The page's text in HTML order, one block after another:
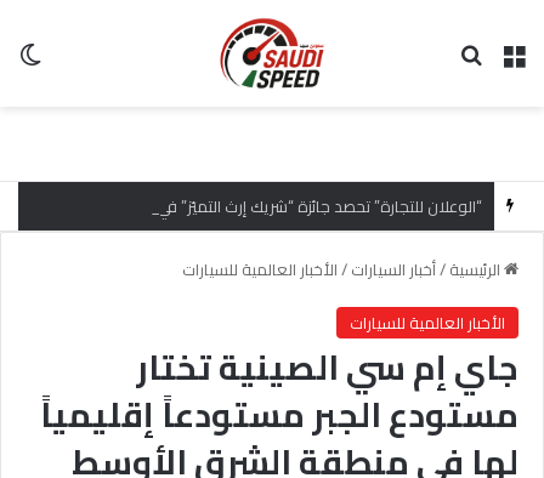
القائمة
الرئيسية/أخبار السيارات/الأخبار العالمية للسيارات
الأخبار العالمية للسيارات
جاي إم سي الصينية تختار
مستودع الجبر مستودعاً إقليمياً
لها في منطقة الشرق الأوسط